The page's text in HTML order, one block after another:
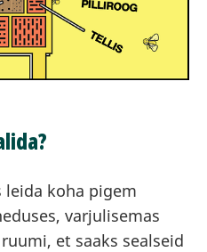
koha pigem
varjulisemas
et saaks sealseid